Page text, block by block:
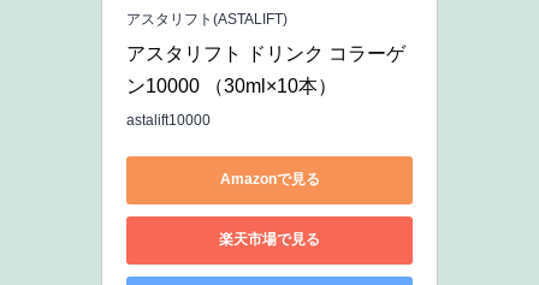
アスタリフト(ASTALIFT)
アスタリフト ドリンク コラーゲ
ン10000 （30ml×10本）
astalift10000
Amazonで見る
楽天市場で見る